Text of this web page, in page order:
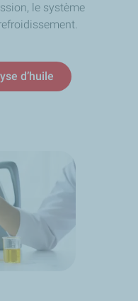
le système
d’huile